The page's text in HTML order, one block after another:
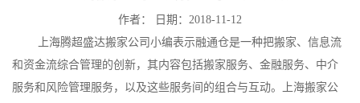
作者：
日期：2018-11-12
上海腾超盛达搬家公司小编表示融通仓是一种把搬家、信息流
和资金流综合管理的创新，其内容包括搬家服务、金融服务、中介
服务和风险管理服务，以及这些服务间的组合与互动。上海搬家公